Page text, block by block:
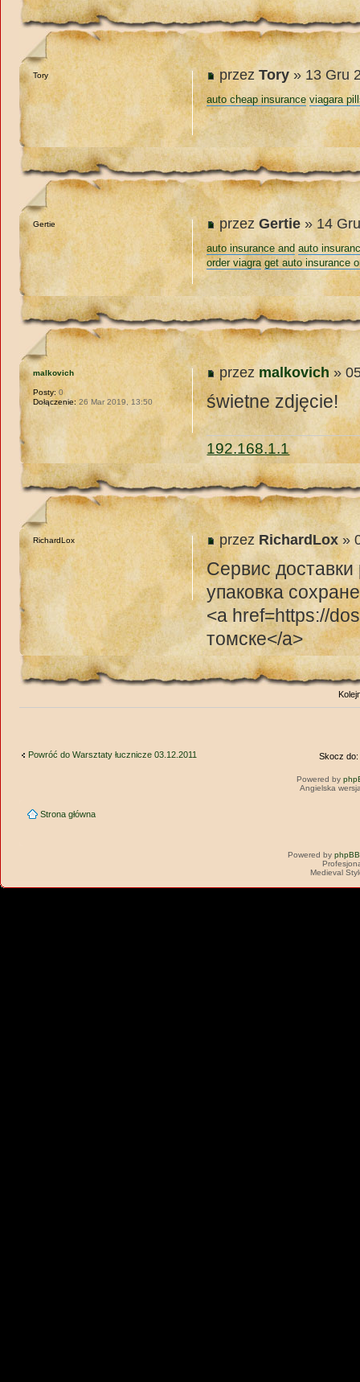
przezTory » 13 Gru
auto cheap insurance viagara
Tory
przezGertie » 14
auto insurance and auto
order viagra get auto insurance
Gertie
przez malkovich»
świetne zdjęcie!
192.168.1.1
malkovich
Posty: 0
Dołączenie: 26 Mar 2019, 13:50
przez RichardLox»
Сервис доставки
упаковка
<a href=https://
томске</a>
RichardLox
Powróć do Warsztaty łucznicze 03.12.2011 Skocz do:
Powered by
Angielska
Strona główna
Powered by phpBB
Medieval